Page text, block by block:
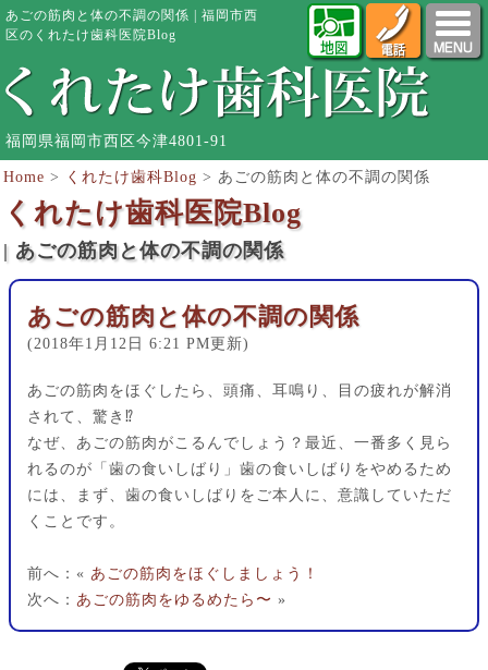
あごの筋肉と体の不調の関係 | 福岡市西
区のくれたけ歯科医院Blog
福岡県福岡市西区今津4801-91
Home > くれたけ歯科Blog > あごの筋肉と体の不調の関係
くれたけ歯科医院Blog
| あごの筋肉と体の不調の関係
あごの筋肉と体の不調の関係
(2018年1月12日 6:21 PM更新)
あごの筋肉をほぐしたら、頭痛、耳鳴り、目の疲れが解消
されて、驚き⁉︎
なぜ、あごの筋肉がこるんでしょう？最近、一番多く見ら
れるのが「歯の食いしばり」歯の食いしばりをやめるため
には、まず、歯の食いしばりをご本人に、意識していただ
くことです。
前へ：« あごの筋肉をほぐしましょう！
次へ： あごの筋肉をゆるめたら〜 »